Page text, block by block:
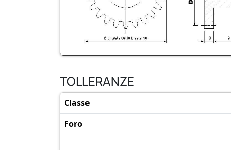
TOLLERANZE
Classe
Foro